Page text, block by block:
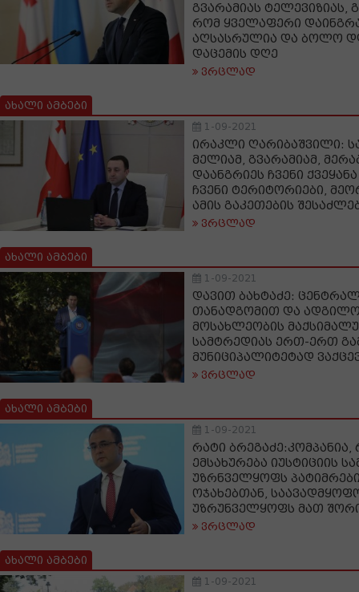
გვარამიას ტელევიზიას,
რომ ყველაფერი
აღსასრულია და ბოლო
დაცემის დღე
ვრცლად
ახალი ამბები
1-09-2021
ირაკლი ღარიბაშვილი:
მელიამ, გვარამიამ,
დაანგრიეს ჩვენი
ჩვენი ტერიტორიები,
ამის გაკეთების
ვრცლად
ახალი ამბები
1-09-2021
დავით ბახტაძე:
თანადგომით და
მოსახლეობის
სამტრედიას ერთ-ერთ
მუნიციპალიტეტად
ვრცლად
ახალი ამბები
1-09-2021
რატი
ემსახურება იუსტიციის
უზრნველყოფს
ოჯახებთან,
უზრუნველყოფს მათ
ვრცლად
ახალი ამბები
1-09-2021